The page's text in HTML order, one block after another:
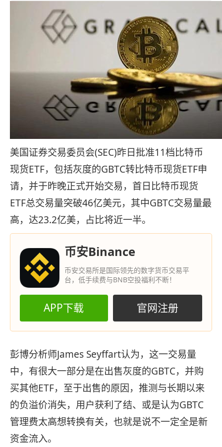
美国证券交易委员会(SEC)昨日批准11档比特币
现货ETF，包括灰度的GBTC转比特币现货ETF申
请，并于昨晚正式开始交易，首日比特币现货
ETF总交易量突破46亿美元，其中GBTC交易量最
高，达23.2亿美，占比将近一半。
币安Binance
币安交易所是国际领先的数字货币交易平
台，低手续费与BNB空投福利不断！
APP下载 官网注册
彭博分析师James Seyffart认为，这一交易量
中，有很大一部分是在出售灰度的GBTC，并购
买其他ETF，至于出售的原因，推测与长期以来
的负溢价消失，用户获利了结、或是认为GBTC
管理费太高想转换有关，也就是说不一定全是新
资金流入。